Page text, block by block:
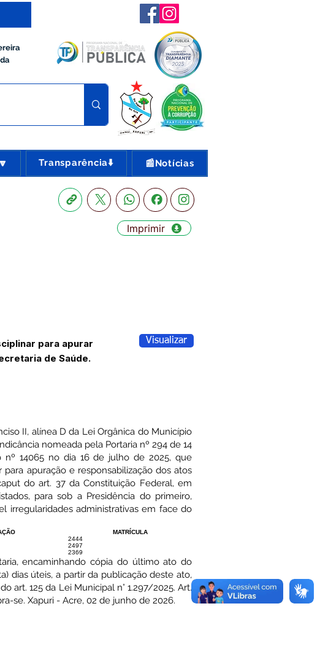
Transparência⬇️ 📰Notícias
Imprimir
para apurar
de Saúde.
Visualizar
II, alínea D da Lei Orgânica do Município
nomeada pela Portaria nº 294 de 14
14065 no dia 16 de julho de 2025, que
apuração e responsabilização dos atos
do art. 37 da Constituição Federal, em
para sob a Presidência do primeiro,
irregularidades administrativas em face do
MATRÍCULA
2444
2497
2369
encaminhando cópia do último ato do
dias úteis, a partir da publicação deste ato,
art. 125 da Lei Municipal n° 1.297/2025. Art.
se. Xapuri - Acre, 02 de junho de 2026.